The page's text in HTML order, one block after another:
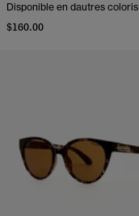
Disponible en dautres coloris
$160.00